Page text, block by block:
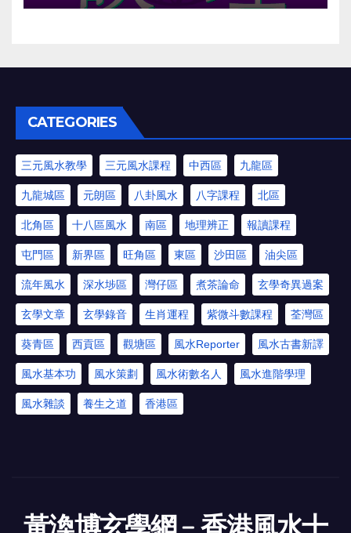
CATEGORIES
三元風水教學 三元風水課程 中西區 九龍區
九龍城區 元朗區 八卦風水 八字課程 北區
北角區 十八區風水 南區 地理辨正 報讀課程
屯門區 新界區 旺角區 東區 沙田區 油尖區
流年風水 深水埗區 灣仔區 煮茶論命 玄學奇異過案
玄學文章 玄學錄音 生肖運程 紫微斗數課程 荃灣區
葵青區 西貢區 觀塘區 風水Reporter 風水古書新譯
風水基本功 風水策劃 風水術數名人 風水進階學理
風水雜談 養生之道 香港區